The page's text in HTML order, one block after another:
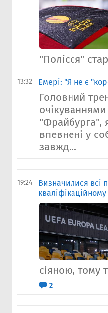
"Полісся"
13:32 Емері: "Я не є
Головний
"Фрайбурга",
впевнені у
завжд...
19:24
Визначилися всі
сіяною, тому
2